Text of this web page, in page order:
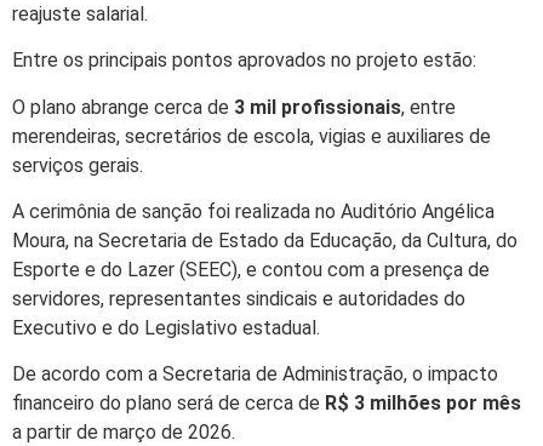
reajuste salarial.
Entre os principais pontos aprovados no projeto estão:
O plano abrange cerca de 3 mil profissionais, entre
merendeiras, secretários de escola, vigias e auxiliares de
serviços gerais.
A cerimônia de sanção foi realizada no Auditório Angélica
Moura, na Secretaria de Estado da Educação, da Cultura, do
Esporte e do Lazer (SEEC), e contou com a presença de
servidores, representantes sindicais e autoridades do
Executivo e do Legislativo estadual.
De acordo com a Secretaria de Administração, o impacto
financeiro do plano será de cerca de R$ 3 milhões por mês
a partir de março de 2026.